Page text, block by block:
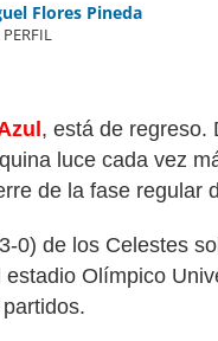
Flores Pineda
PERFIL
, está de regreso.
luce cada vez
de la fase regular
0) de los Celestes
Olímpico